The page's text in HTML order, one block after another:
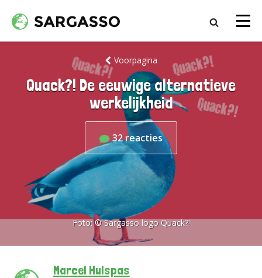
Voorpagina
Quack?! De eeuwige alternatieve
werkelijkheid
32reacties
Foto:© Sargasso logo Quack?!
Marcel Hulspas